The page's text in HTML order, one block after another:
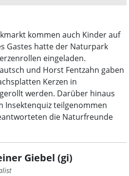
kommen auch Kinder auf
Gastes hatte der Naturpark
eingeladen.
und Horst Fentzahn gaben
Kerzen in
werden. Darüber hinaus
Insektenquiz teilgenommen
die Naturfreunde
Giebel (gi)